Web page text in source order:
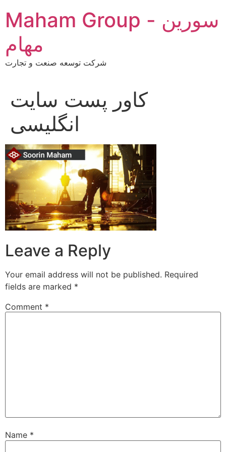
content
Maham Group - سورین
مهام
شرکت توسعه صنعت و تجارت
کاور پست سایت
انگلیسی
Leave a Reply
Your email address will not be published. Required
fields are marked *
Comment *
Name *